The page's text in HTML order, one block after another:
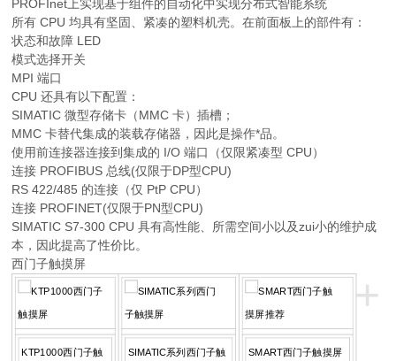
PROFInet上实现基于组件的自动化中实现分布式智能系统
所有 CPU 均具有坚固、紧凑的塑料机壳。在前面板上的部件有：
状态和故障 LED
模式选择开关
MPI 端口
CPU 还具有以下配置：
SIMATIC 微型存储卡（MMC 卡）插槽；
MMC 卡替代集成的装载存储器，因此是操作*品。
使用前连接器连接到集成的 I/O 端口（仅限紧凑型 CPU）
连接 PROFIBUS 总线(仅限于DP型CPU)
RS 422/485 的连接（仅 PtP CPU）
连接 PROFINET(仅限于PN型CPU)
SIMATIC S7-300 CPU 具有高性能、所需空间小以及zui小的维护成
本，因此提高了性价比。
西门子触摸屏
+
KTP1000西门子触 SIMATIC系列西门子触 SMART西门子触摸屏